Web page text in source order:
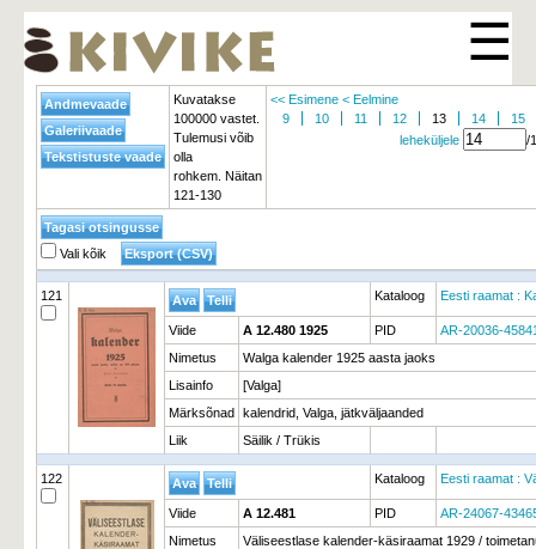
☰
Kuvatakse
100000 vastet.
Tulemusi võib
olla
rohkem. Näitan
121-130
<< Esimene < Eelmine
9
10 11 12 13 14
15
leheküljele
/
Vali kõik
121 Kataloog Eesti raamat :
Viide A 12.480 1925 PID
AR-20036-
Nimetus
Walga kalender 1925 aasta jaoks
Lisainfo
[Valga]
Märksõnad kalendrid, Valga, jätkväljaanded
Liik
Säilik / Trükis
122 Kataloog Eesti raamat :
Viide A 12.481 PID
AR-24067-
Nimetus
Väliseestlase kalender-käsiraamat 1929 /